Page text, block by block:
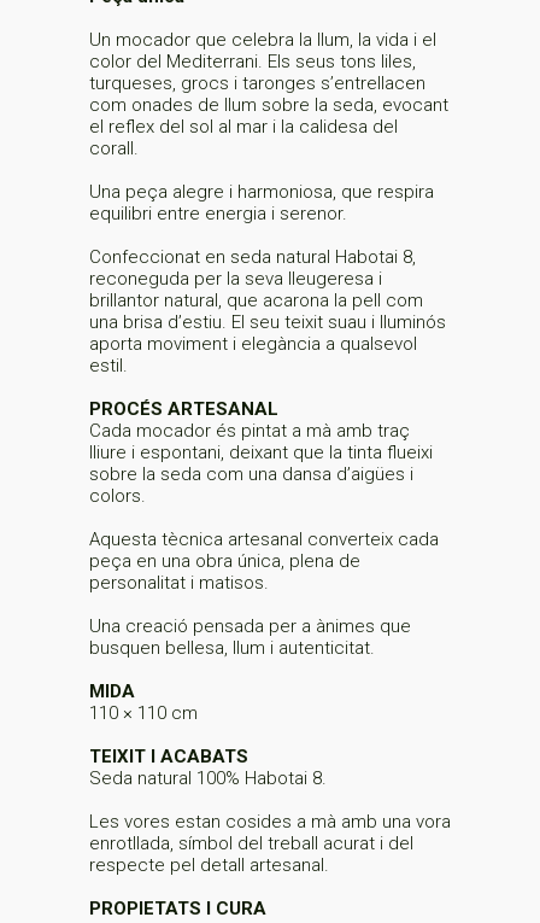
Un mocador que celebra la llum, la vida i el
color del Mediterrani. Els seus tons liles,
turqueses, grocs i taronges s’entrellacen
com onades de llum sobre la seda, evocant
el reflex del sol al mar i la calidesa del
corall.
Una peça alegre i harmoniosa, que respira
equilibri entre energia i serenor.
Confeccionat en seda natural Habotai 8,
reconeguda per la seva lleugeresa i
brillantor natural, que acarona la pell com
una brisa d’estiu. El seu teixit suau i lluminós
aporta moviment i elegància a qualsevol
estil.
PROCÉS ARTESANAL
Cada mocador és pintat a mà amb traç
lliure i espontani, deixant que la tinta flueixi
sobre la seda com una dansa d’aigües i
colors.
Aquesta tècnica artesanal converteix cada
peça en una obra única, plena de
personalitat i matisos.
Una creació pensada per a ànimes que
busquen bellesa, llum i autenticitat.
MIDA
110 × 110 cm
TEIXIT I ACABATS
Seda natural 100% Habotai 8.
Les vores estan cosides a mà amb una vora
enrotllada, símbol del treball acurat i del
respecte pel detall artesanal.
PROPIETATS I CURA